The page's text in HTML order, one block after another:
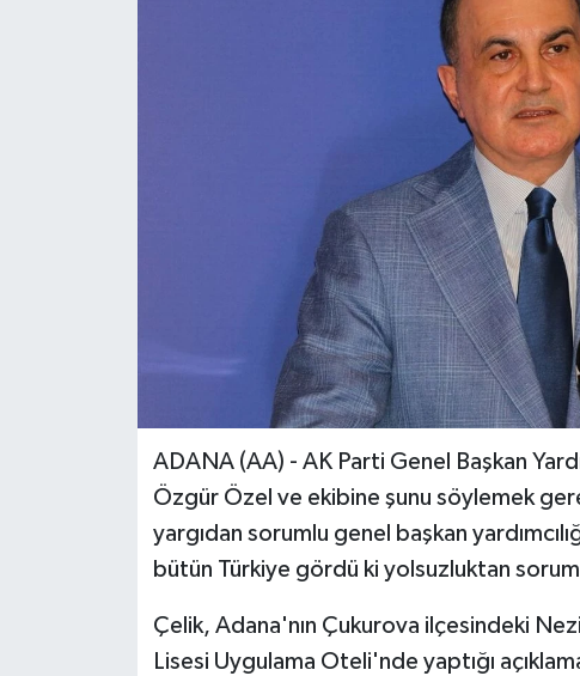
ADANA (AA) - AK Parti Genel Başkan
Özgür Özel ve ekibine şunu söylemek
yargıdan sorumlu genel başkan
bütün Türkiye gördü ki yolsuzluktan
Çelik, Adana'nın Çukurova ilçesindeki
Lisesi Uygulama Oteli'nde yaptığı